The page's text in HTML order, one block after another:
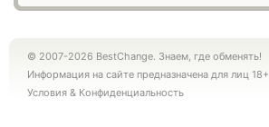
© 2007-2026 BestChange. Знаем, где обменять!
Информация на сайте предназначена для лиц 18+
Условия & Конфиденциальность